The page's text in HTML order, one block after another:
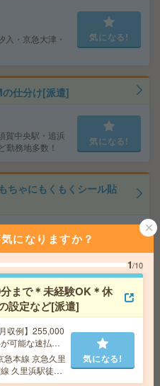
入・京急大津・
気になる!
仕分け[派遣]
賀中央駅・追浜
勤務地多数！
気になる!
ちゃにもくもくシール貼
給！土日休み！マスキン
になりますか？
1/10
まで＊未経験OK＊休
設定など[派遣]
収例】255,000
可能な速払い
本線 京急久里
久里浜駅徒歩
気になる!